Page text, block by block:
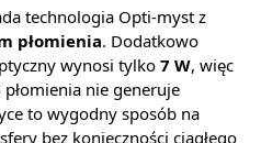
technologia Opti-myst z
płomienia. Dodatkowo
wynosi tylko 7 W, więc
nie generuje
to wygodny sposób na
bez konieczności ciągłego